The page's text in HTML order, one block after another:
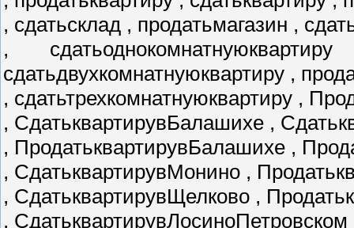
, сдатьсклад , продатьмагазин ,
,
сдатьдвухкомнатнуюквартиру ,
, сдатьтрехкомнатнуюквартиру ,
, СдатьквартирувБалашихе ,
, ПродатьквартирувБалашихе ,
, СдатьквартирувМонино ,
, СдатьквартирувЩелково ,
, СдатьквартирувЛосиноПетровском